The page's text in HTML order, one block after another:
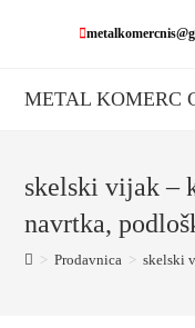
METAL KOMERC
skelski vijak –
navrtka,
> Prodavnica > skelski